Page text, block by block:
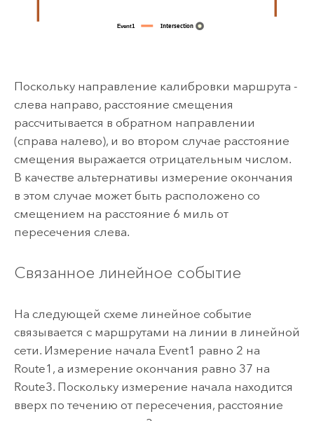
Поскольку направление калибровки маршрута -
слева направо, расстояние смещения
рассчитывается в обратном направлении
(справа налево), и во втором случае расстояние
смещения выражается отрицательным числом.
В качестве альтернативы измерение окончания
в этом случае может быть расположено со
смещением на расстояние 6 миль от
пересечения слева.
Связанное линейное событие
На следующей схеме линейное событие
связывается с маршрутами на линии в линейной
сети. Измерение начала Event1 равно 2 на
Route1, а измерение окончания равно 37 на
Route3. Поскольку измерение начала находится
вверх по течению от пересечения, расстояние